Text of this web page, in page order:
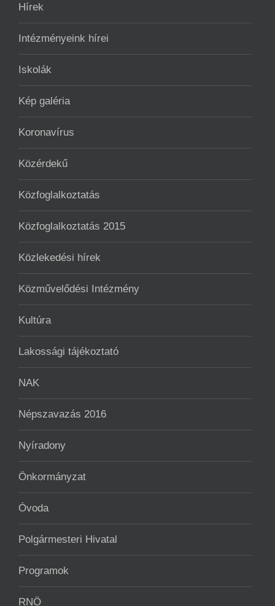
Hírek
Intézményeink hírei
Iskolák
Kép galéria
Koronavírus
Közérdekű
Közfoglalkoztatás
Közfoglalkoztatás 2015
Közlekedési hírek
Közművelődési Intézmény
Kultúra
Lakossági tájékoztató
NAK
Népszavazás 2016
Nyíradony
Önkormányzat
Óvoda
Polgármesteri Hivatal
Programok
RNÖ